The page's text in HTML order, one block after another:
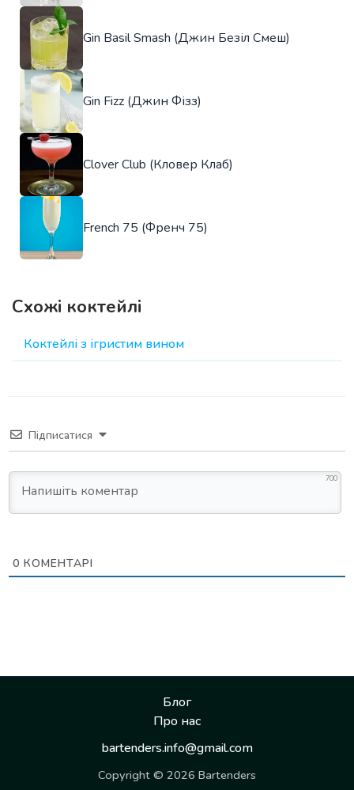
Gin Basil Smash (Джин Безіл Смеш)
Gin Fizz (Джин Фізз)
Clover Club (Кловер Клаб)
French 75 (Френч 75)
Схожі коктейлі
Коктейлі з ігристим вином
Підписатися
700
0 КОМЕНТАРІ
Блог
Про нас
bartenders.info@gmail.com
Copyright © 2026 Bartenders